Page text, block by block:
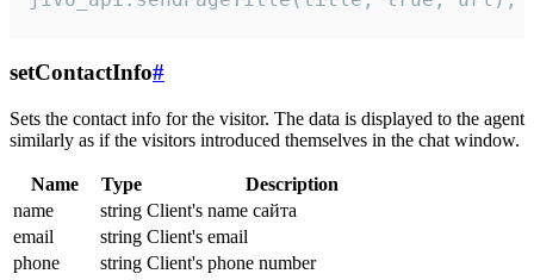
setContactInfo#
Sets the contact info for the visitor. The data is displayed to the agent
similarly as if the visitors introduced themselves in the chat window.
Name Type
Description
name
string Client's name сайта
email
string Client's email
phone
string Client's phone number